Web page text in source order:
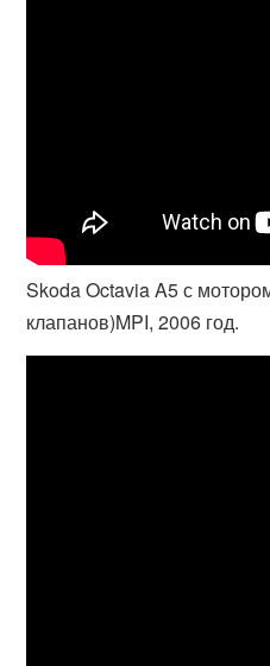
Skoda Octavia A5 с
клапанов)MPI, 2006 год.